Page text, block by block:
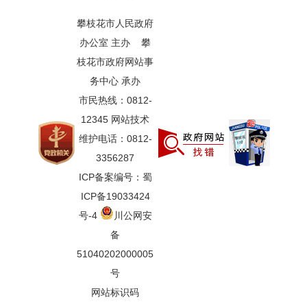
攀枝花市人民政府
办公室 主办 攀
枝花市政府网站事
务中心 承办
市民热线：0812-
12345 网站技术
维护电话：0812-
3356287
ICP备案编号：蜀
ICP备19033424
号-4
川公网安
备
51040202000005
号
网站标识码